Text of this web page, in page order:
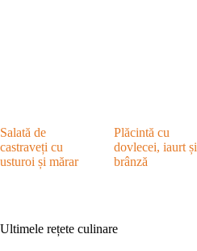
Salată de
castraveți cu
usturoi și mărar
Plăcintă cu
dovlecei, iaurt și
brânză
Ultimele rețete culinare